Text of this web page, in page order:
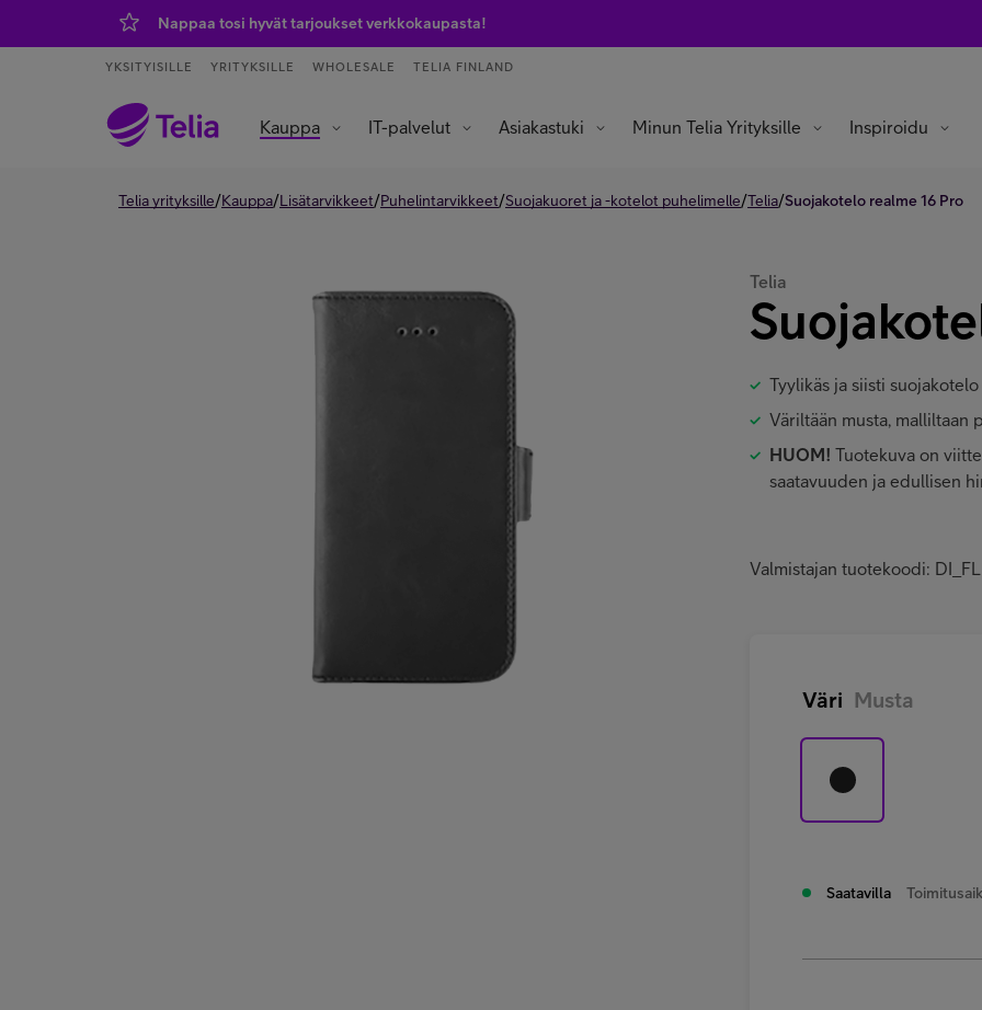
Nappaa tosi hyvät tarjoukset verkkokaupasta!
YKSITYISILLE YRITYKSILLE WHOLESALE TELIA FINLAND
Kauppa IT-palvelut Asiakastuki Minun Telia Yrityksille Inspiroidu
Telia yrityksille/Kauppa/Lisätarvikkeet/Puhelintarvikkeet/Suojakuoret ja -kotelot puhelimelle/Telia/Suojakotelo realme 16 Pro
Telia
Tyylikäs ja siisti
Väriltään musta, malliltaan
HUOM! Tuotekuva on
saatavuuden ja edullisen
Valmistajan tuotekoodi:
Väri Musta
Saatavilla